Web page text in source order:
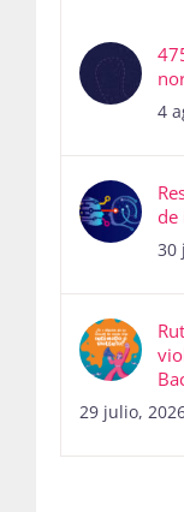
4
de
30
29 julio,